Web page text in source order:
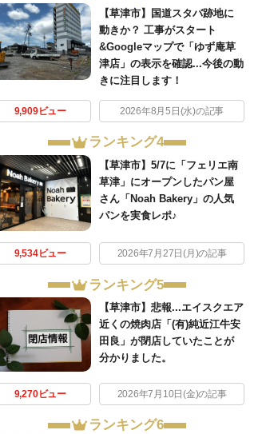
【草津市】国道スタバ跡地に
動きか？ 工事がスタート
&Googleマップで「ゆず庵草
津店」の表示を確認...今後の動
きに注目します！
9,909ビュー 2026年8月5日(水)の記事
ランキング4
【草津市】5/7に「フェリエ南
草津」にオープンしたパン屋
さん「Noah Bakery」の人気
パンを実食レポ♪
9,534ビュー 2026年7月27日(月)の記事
ランキング5
【草津市】悲報...エイスクエア
近くの焼肉店「(有)純近江牛安
田良」が閉店していたことが
分かりました。
9,270ビュー 2026年7月10日(金)の記事
ランキング6